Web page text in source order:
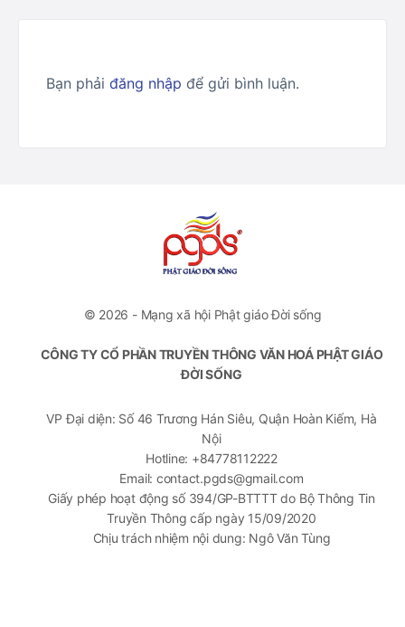
Bạn phải đăng nhập để gửi bình luận.
© 2026 - Mạng xã hội Phật giáo Đời sống
CÔNG TY CỔ PHẦN TRUYỀN THÔNG VĂN HOÁ PHẬT GIÁO
ĐỜI SỐNG
VP Đại diện: Số 46 Trương Hán Siêu, Quận Hoàn Kiếm, Hà
Nội
Hotline: +84778112222
Email: contact.pgds@gmail.com
Giấy phép hoạt động số 394/GP-BTTTT do Bộ Thông Tin
Truyền Thông cấp ngày 15/09/2020
Chịu trách nhiệm nội dung: Ngô Văn Tùng